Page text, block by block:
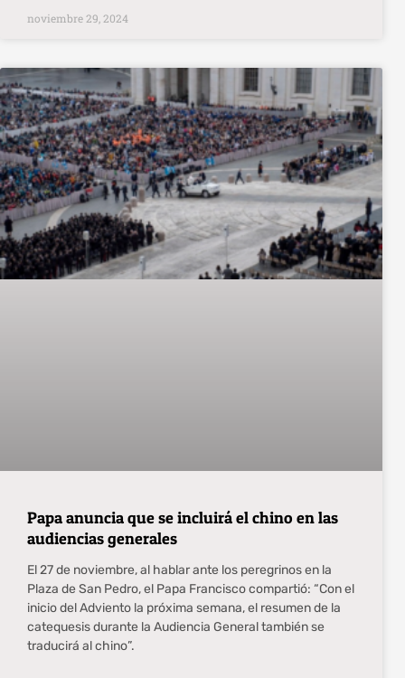
noviembre 29, 2024
Papa anuncia que se incluirá el chino en las
audiencias generales
El 27 de noviembre, al hablar ante los peregrinos en la
Plaza de San Pedro, el Papa Francisco compartió: “Con el
inicio del Adviento la próxima semana, el resumen de la
catequesis durante la Audiencia General también se
traducirá al chino”.